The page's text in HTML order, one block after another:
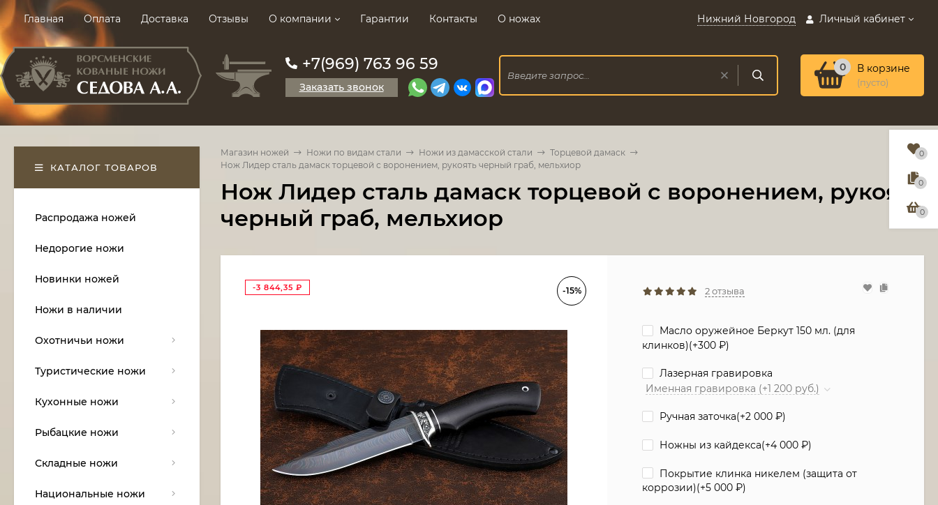
Главная Оплата Доставка Отзывы О компании Гарантии Контакты О ножах Нижний Новгород Личный кабинет
+7(969) 763 96 59
Заказать звонок
0 В корзине
(пусто)
Магазин ножей Ножи по видам стали Ножи из дамасской стали
Торцевой дамаск
Нож Лидер сталь дамаск торцевой с воронением, рукоять черный граб, мельхиор
Нож Лидер сталь дамаск торцевой с воронением, рукоять
черный граб, мельхиор
-15%
-3 844,35 ₽ 2 отзыва
Масло оружейное Беркут 150 мл. (для
клинков)(+300₽)
Лазерная гравировка
Именная гравировка (+1 200 руб.)
Ручная заточка(+2 000₽)
Ножны из кайдекса(+4 000₽)
Покрытие клинка никелем (защита от
коррозии)(+5 000₽)
КАТАЛОГ ТОВАРОВ
Распродажа ножей
Недорогие ножи
Новинки ножей
Ножи в наличии
Охотничьи ножи
Туристические ножи
Кухонные ножи
Рыбацкие ножи
Складные ножи
Национальные ножи
0
0
0